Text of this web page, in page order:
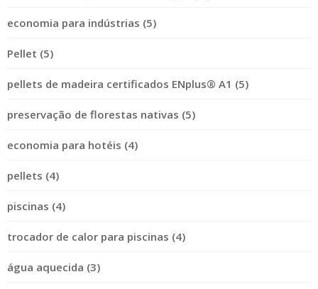
economia para indústrias (5)
Pellet (5)
pellets de madeira certificados ENplus® A1 (5)
preservação de florestas nativas (5)
economia para hotéis (4)
pellets (4)
piscinas (4)
trocador de calor para piscinas (4)
água aquecida (3)